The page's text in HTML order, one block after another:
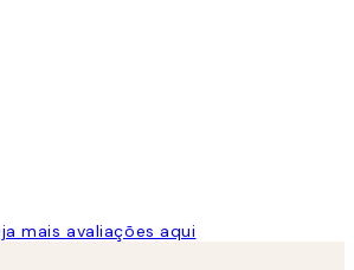
mais avaliações aqui